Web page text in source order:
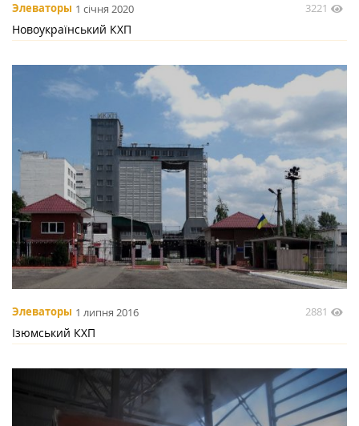
Элеваторы 1 січня 2020 3221
Новоукраїнський КХП
Элеваторы 1 липня 2016 2881
Ізюмський КХП